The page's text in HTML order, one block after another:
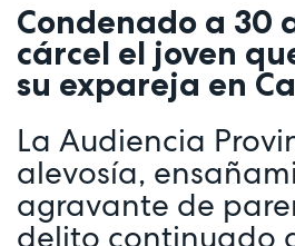
Condenado a 30
cárcel el joven
su expareja en
La Audiencia
alevosía,
agravante de
delito continuado